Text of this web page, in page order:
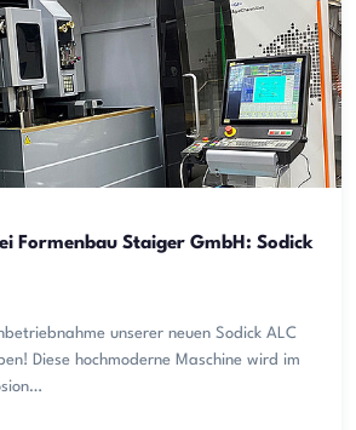
Formenbau Staiger GmbH: Sodick
unserer neuen Sodick ALC
Diese hochmoderne Maschine wird im